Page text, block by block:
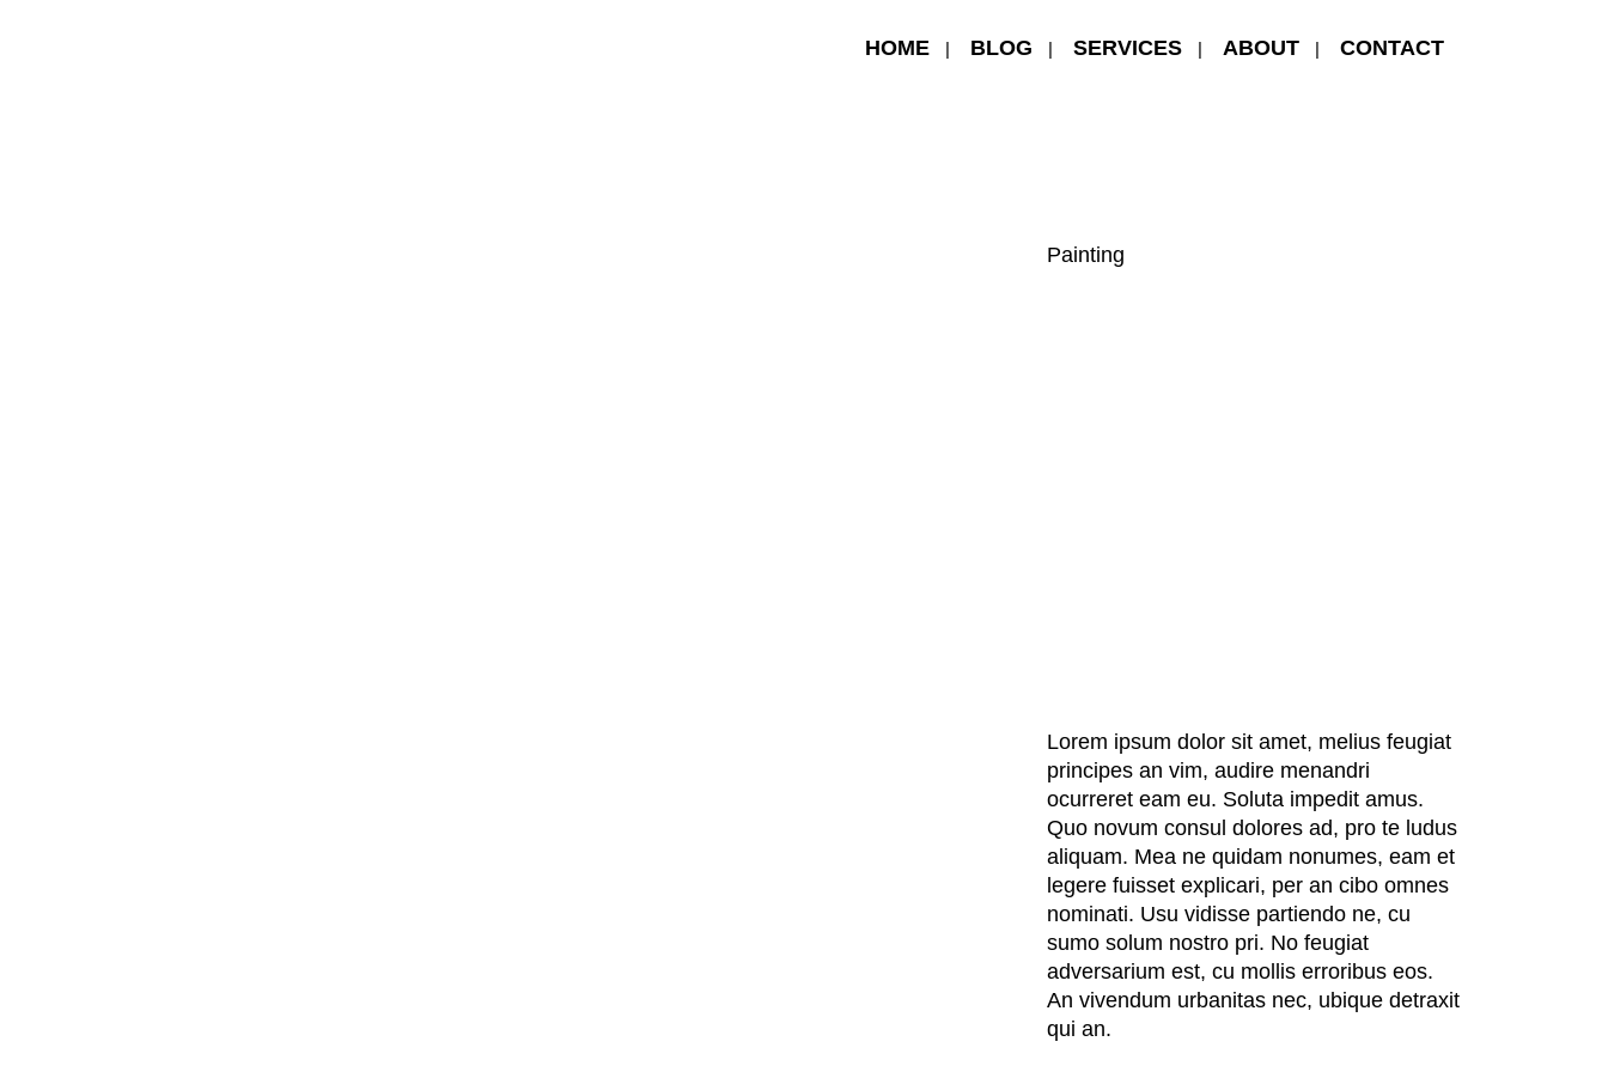
HOME BLOG SERVICES ABOUT CONTACT
Painting
Lorem ipsum dolor sit amet, melius feugiat
principes an vim, audire menandri
ocurreret eam eu. Soluta impedit amus.
Quo novum consul dolores ad, pro te ludus
aliquam. Mea ne quidam nonumes, eam et
legere fuisset explicari, per an cibo omnes
nominati. Usu vidisse partiendo ne, cu
sumo solum nostro pri. No feugiat
adversarium est, cu mollis erroribus eos.
An vivendum urbanitas nec, ubique detraxit
qui an.